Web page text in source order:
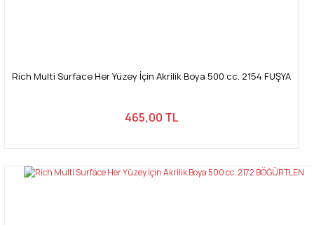
Rich Multi Surface Her Yüzey İçin Akrilik Boya 500 cc. 2154 FUŞYA
465,00 TL